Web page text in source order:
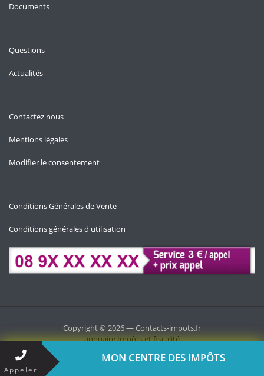
Documents
Questions
Actualités
Contactez nous
Mentions légales
Modifier le consentement
Conditions Générales de Vente
Conditions générales d'utilisation
Copyright © 2026 — Contacts-impots.fr
annuaireImpôts et fiscalité
Appeler
MON CENTRE DES IMPÔTS